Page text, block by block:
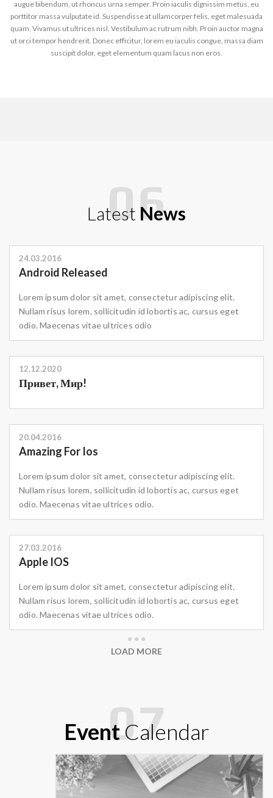
augue bibendum, ut rhoncus urna semper. Proin iaculis dignissim metus, eu
porttitor massa vulputate id. Suspendisse at ullamcorper felis, eget malesuada
quam. Vivamus ut ultrices nisl. Vestibulum ac rutrum nibh. Proin auctor magna
ut orci tempor hendrerit. Donec efficitur, lorem eu iaculis congue, massa diam
suscipit dolor, eget elementum quam lacus non eros.
Latest News
24.03.2016
Android Released
Lorem ipsum dolor sit amet, consectetur adipiscing elit.
Nullam risus lorem, sollicitudin id lobortis ac, cursus eget
odio. Maecenas vitae ultrices odio
12.12.2020
Привет, Мир!
20.04.2016
Amazing For Ios
Lorem ipsum dolor sit amet, consectetur adipiscing elit.
Nullam risus lorem, sollicitudin id lobortis ac, cursus eget
odio. Maecenas vitae ultrices odio.
27.03.2016
Apple IOS
Lorem ipsum dolor sit amet, consectetur adipiscing elit.
Nullam risus lorem, sollicitudin id lobortis ac, cursus eget
odio. Maecenas vitae ultrices odio.
LOAD MORE
EventCalendar